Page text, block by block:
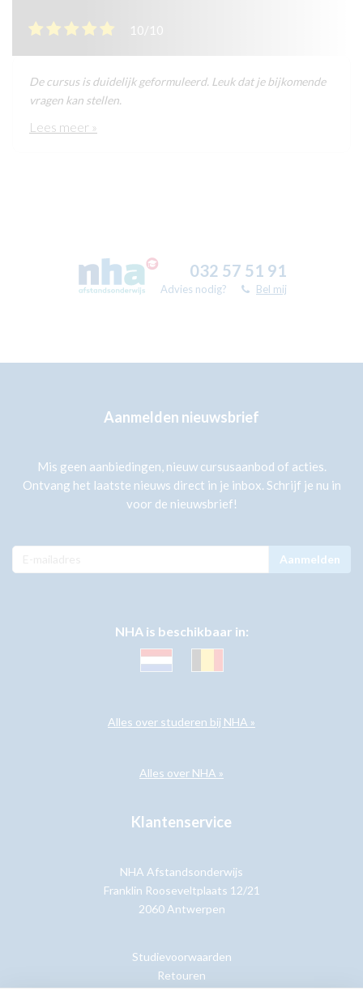
10/10
De cursus is duidelijk geformuleerd. Leuk dat je bijkomende
vragen kan stellen.
Lees meer »
032 57 51 91
Advies nodig? Bel mij
Aanmelden nieuwsbrief
Mis geen aanbiedingen, nieuw cursusaanbod of acties.
Ontvang het laatste nieuws direct in je inbox. Schrijf je nu in
voor de nieuwsbrief!
Aanmelden
NHA is beschikbaar in:
Alles over studeren bij NHA »
Alles over NHA »
Klantenservice
NHA Afstandsonderwijs
Franklin Rooseveltplaats 12/21
2060 Antwerpen
Studievoorwaarden
Retouren